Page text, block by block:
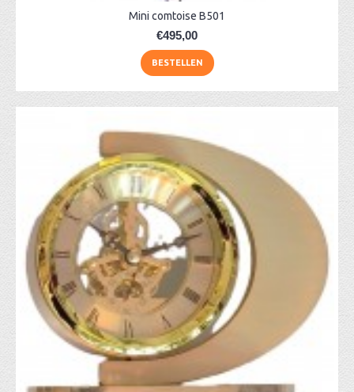
Mini comtoise B501
€495,00
BESTELLEN